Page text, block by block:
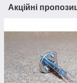
Акційні